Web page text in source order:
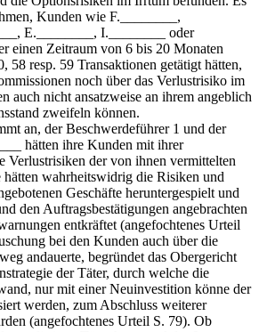
Kunden wie F.________,
E.________, I.________ oder
einen Zeitraum von 6 bis 20 Monaten
58 resp. 59 Transaktionen getätigt hätten,
noch über das Verlustrisiko im
auch nicht ansatzweise an ihrem angeblich
zweifeln können.
an, der Beschwerdeführer 1 und der
hätten ihre Kunden mit ihrer
Verlustrisiken der von ihnen vermittelten
hätten wahrheitswidrig die Risiken und
Geschäfte heruntergespielt und
den Auftragsbestätigungen angebrachten
entkräftet (angefochtenes Urteil
bei den Kunden auch über die
andauerte, begründet das Obergericht
der Täter, durch welche die
nur mit einer Neuinvestition könne der
werden, zum Abschluss weiterer
(angefochtenes Urteil S. 79). Ob